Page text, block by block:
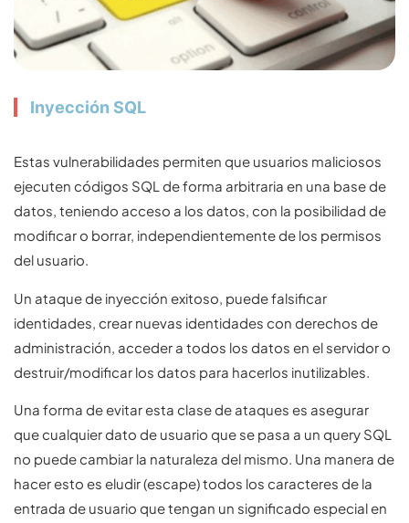
Inyección SQL
Estas vulnerabilidades permiten que usuarios maliciosos
ejecuten códigos SQL de forma arbitraria en una base de
datos, teniendo acceso a los datos, con la posibilidad de
modificar o borrar, independientemente de los permisos
del usuario.
Un ataque de inyección exitoso, puede falsificar
identidades, crear nuevas identidades con derechos de
administración, acceder a todos los datos en el servidor o
destruir/modificar los datos para hacerlos inutilizables.
Una forma de evitar esta clase de ataques es asegurar
que cualquier dato de usuario que se pasa a un query SQL
no puede cambiar la naturaleza del mismo. Una manera de
hacer esto es eludir (escape) todos los caracteres de la
entrada de usuario que tengan un significado especial en